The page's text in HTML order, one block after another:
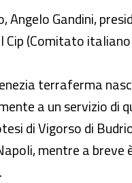
Gandini,
Cip (Comitato
terraferma
a un servizio di
di Vigorso di
mentre a breve